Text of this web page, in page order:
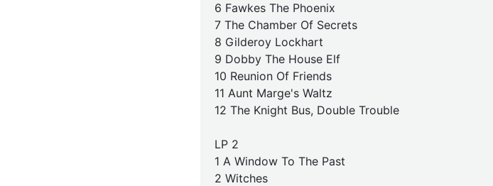
6 Fawkes The Phoenix
7 The Chamber Of Secrets
8 Gilderoy Lockhart
9 Dobby The House Elf
10 Reunion Of Friends
11 Aunt Marge's Waltz
12 The Knight Bus, Double Trouble
LP 2
1 A Window To The Past
2 Witches